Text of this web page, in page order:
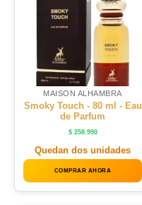
MAISON ALHAMBRA
Smoky Touch - 80 ml - Eau
de Parfum
$258.990
Quedan dos unidades
COMPRAR AHORA